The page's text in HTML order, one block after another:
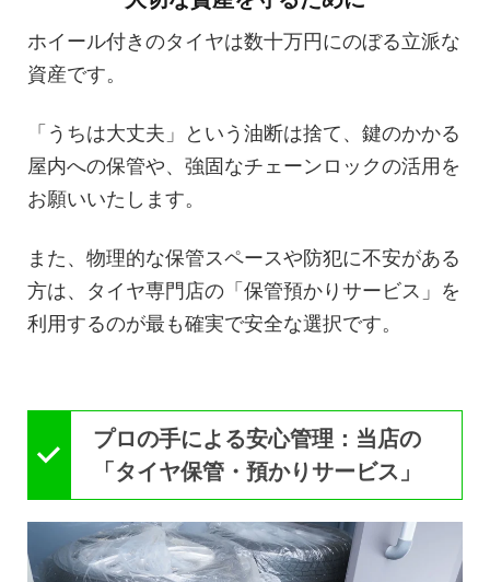
ホイール付きのタイヤは数十万円にのぼる立派な
資産です。
「うちは大丈夫」という油断は捨て、鍵のかかる
屋内への保管や、強固なチェーンロックの活用を
お願いいたします。
また、物理的な保管スペースや防犯に不安がある
方は、タイヤ専門店の「保管預かりサービス」を
利用するのが最も確実で安全な選択です。
プロの手による安心管理：当店の
「タイヤ保管・預かりサービス」